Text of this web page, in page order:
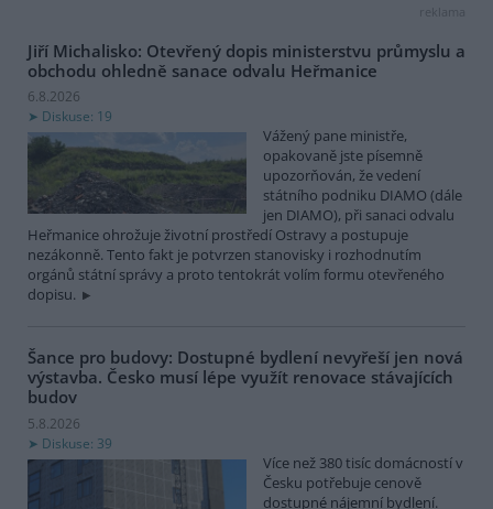
reklama
Jiří Michalisko: Otevřený dopis ministerstvu průmyslu a
obchodu ohledně sanace odvalu Heřmanice
6.8.2026
Diskuse: 19
Vážený pane ministře,
opakovaně jste písemně
upozorňován, že vedení
státního podniku DIAMO (dále
jen DIAMO), při sanaci odvalu
Heřmanice ohrožuje životní prostředí Ostravy a postupuje
nezákonně. Tento fakt je potvrzen stanovisky i rozhodnutím
orgánů státní správy a proto tentokrát volím formu otevřeného
dopisu.
Šance pro budovy: Dostupné bydlení nevyřeší jen nová
výstavba. Česko musí lépe využít renovace stávajících
budov
5.8.2026
Diskuse: 39
Více než 380 tisíc domácností v
Česku potřebuje cenově
dostupné nájemní bydlení.